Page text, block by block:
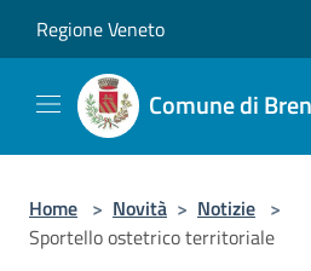
Regione Veneto
Comune di
Home > Novità > Notizie >
Sportello ostetrico territoriale